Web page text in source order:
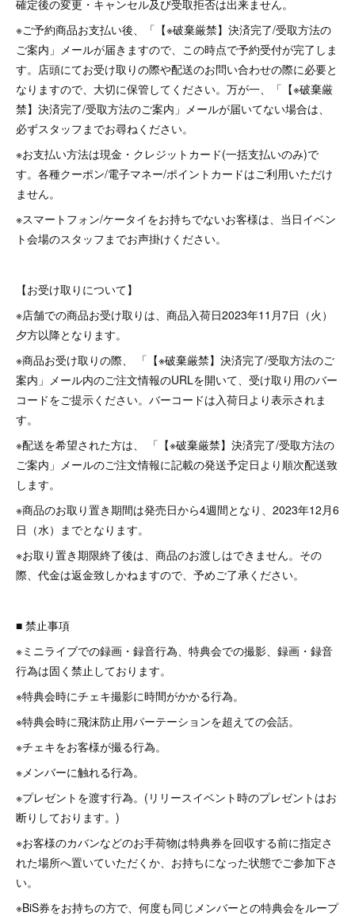
確定後の変更・キャンセル及び受取拒否は出来ません。
※ご予約商品お支払い後、「【※破棄厳禁】決済完了/受取方法の
ご案内」メールが届きますので、この時点で予約受付が完了しま
す。店頭にてお受け取りの際や配送のお問い合わせの際に必要と
なりますので、大切に保管してください。万が一、「【※破棄厳
禁】決済完了/受取方法のご案内」メールが届いてない場合は、
必ずスタッフまでお尋ねください。
※お支払い方法は現金・クレジットカード(一括支払いのみ)で
す。各種クーポン/電子マネー/ポイントカードはご利用いただけ
ません。
※スマートフォン/ケータイをお持ちでないお客様は、当日イベン
ト会場のスタッフまでお声掛けください。
【お受け取りについて】
※店舗での商品お受け取りは、商品入荷日2023年11月7日（火）
夕方以降となります。
※商品お受け取りの際、 「【※破棄厳禁】決済完了/受取方法のご
案内」メール内のご注文情報のURLを開いて、受け取り用のバー
コードをご提示ください。バーコードは入荷日より表示されま
す。
※配送を希望された方は、 「【※破棄厳禁】決済完了/受取方法の
ご案内」メールのご注文情報に記載の発送予定日より順次配送致
します。
※商品のお取り置き期間は発売日から4週間となり、2023年12月6
日（水）までとなります。
※お取り置き期限終了後は、商品のお渡しはできません。その
際、代金は返金致しかねますので、予めご了承ください。
■ 禁止事項
※ミニライブでの録画・録音行為、特典会での撮影、録画・録音
行為は固く禁止しております。
※特典会時にチェキ撮影に時間がかかる行為。
※特典会時に飛沫防止用パーテーションを超えての会話。
※チェキをお客様が撮る行為。
※メンバーに触れる行為。
※プレゼントを渡す行為。(リリースイベント時のプレゼントはお
断りしております。)
※お客様のカバンなどのお手荷物は特典券を回収する前に指定さ
れた場所へ置いていただくか、お持ちになった状態でご参加下さ
い。
※BiS券をお持ちの方で、何度も同じメンバーとの特典会をループ